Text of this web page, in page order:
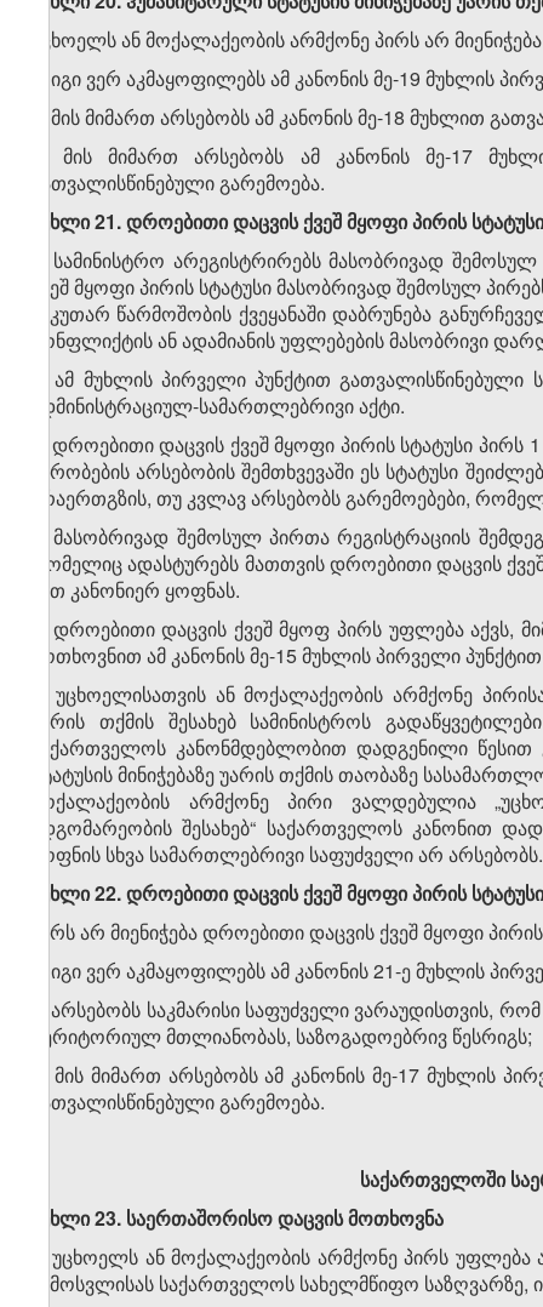
უცხოელს ან მოქალაქეობის არმქონე პირს არ
ა) იგი ვერ აკმაყოფილებს ამ კანონის მე-19 მუხლის
ბ) მის მიმართ არსებობს ამ კანონის მე-18 მუხლით
გ) მის მიმართ არსებობს ამ კანონის მე-17
გათვალისწინებული გარემოება.
მუხლი 21. დროებითი დაცვის ქვეშ მყოფი პირის
1. სამინისტრო არეგისტრირებს მასობრივად
ქვეშ მყოფი პირის სტატუსი მასობრივად შემოსულ
საკუთარ წარმოშობის ქვეყანაში დაბრუნება
კონფლიქტის ან ადამიანის უფლებების მასობრივი
2. ამ მუხლის პირველი პუნქტით გათვალისწინებული
ადმინისტრაციულ-სამართლებრივი აქტი.
3. დროებითი დაცვის ქვეშ მყოფი პირის სტატუსი
პირობების არსებობის შემთხვევაში ეს სტატუსი
არაერთგზის, თუ კვლავ არსებობს გარემოებები,
4. მასობრივად შემოსულ პირთა რეგისტრაციის
რომელიც ადასტურებს მათთვის დროებითი დაცვის
მათ კანონიერ ყოფნას.
5. დროებითი დაცვის ქვეშ მყოფ პირს უფლება
მოთხოვნით ამ კანონის მე-15 მუხლის პირველი
6. უცხოელისათვის ან მოქალაქეობის არმქონე
უარის თქმის შესახებ სამინისტროს
საქართველოს კანონმდებლობით დადგენილი წესით
სტატუსის მინიჭებაზე უარის თქმის თაობაზე
მოქალაქეობის არმქონე პირი ვალდებულია
მდგომარეობის შესახებ“ საქართველოს კანონით
ყოფნის სხვა სამართლებრივი საფუძველი არ არსებობს.
მუხლი 22. დროებითი დაცვის ქვეშ მყოფი პირის
პირს არ მიენიჭება დროებითი დაცვის ქვეშ მყოფი
ა) იგი ვერ აკმაყოფილებს ამ კანონის 21-ე მუხლის
ბ) არსებობს საკმარისი საფუძველი ვარაუდისთვის,
ტერიტორიულ მთლიანობას, საზოგადოებრივ წესრიგს;
გ) მის მიმართ არსებობს ამ კანონის მე-17 მუხლის
გათვალისწინებული გარემოება.
საქართველოში
მუხლი 23. საერთაშორისო დაცვის მოთხოვნა
1. უცხოელს ან მოქალაქეობის არმქონე პირს
შემოსვლისას საქართველოს სახელმწიფო